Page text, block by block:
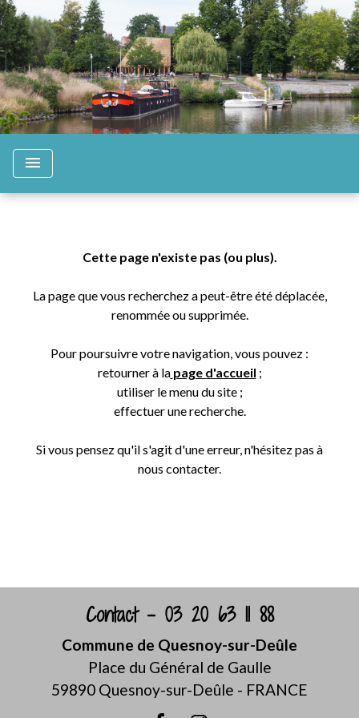
menu
Cette page n'existe pas (ou plus).
La page que vous recherchez a peut-être été déplacée,
renommée ou supprimée.
Pour poursuivre votre navigation, vous pouvez :
retourner à la page d'accueil ;
utiliser le menu du site ;
effectuer une recherche.
Si vous pensez qu'il s'agit d'une erreur, n'hésitez pas à
nous contacter.
Contact - 03 20 63 11 88
Commune de Quesnoy-sur-Deûle
Place du Général de Gaulle
59890 Quesnoy-sur-Deûle - FRANCE